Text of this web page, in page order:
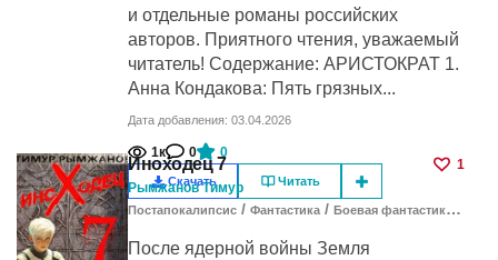
и отдельные романы российских
авторов. Приятного чтения, уважаемый
читатель! Содержание: АРИСТОКРАТ 1.
Анна Кондакова: Пять грязных...
Дата добавления: 03.04.2026
1к 0 0
Скачать Читать
Иноходец 7
1
Рымжанов Тимур
Постапокалипсис / Фантастика / Боевая фантастика /
После ядерной войны Земля